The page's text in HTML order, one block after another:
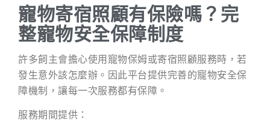
寵物寄宿照顧有保險嗎？完
整寵物安全保障制度
許多飼主會擔心使用寵物保姆或寄宿照顧服務時，若
發生意外該怎麼辦。因此平台提供完善的寵物安全保
障機制，讓每一次服務都有保障。
服務期間提供：